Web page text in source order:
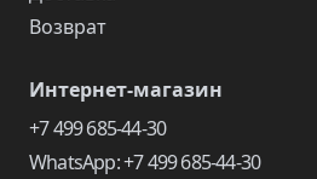
Возврат
Интернет-магазин
+7 499 685-44-30
WhatsApp: +7 499 685-44-30